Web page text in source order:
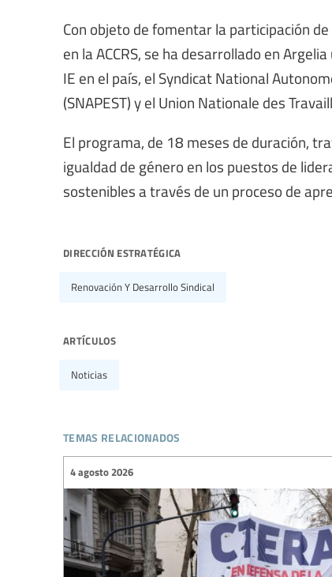
Con objeto de fomentar la participación
en la ACCRS, se ha desarrollado en
IE en el país, el Syndicat National
(SNAPEST) y el Union Nationale des
El programa, de 18 meses de duración,
igualdad de género en los puestos de
sostenibles a través de un proceso de
dirección estratégica
Renovación Y Desarrollo Sindical
artículos
Noticias
temas relacionados
4 agosto 2026